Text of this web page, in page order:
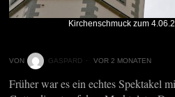
Kirchenschmuck zum
VON GASPARD VOR 2 MONATEN
Früher war es ein echtes Spektakel